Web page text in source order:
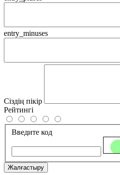
entry_minuses
Сіздің пікір
Рейтингі
Введите код
Жалғастыру